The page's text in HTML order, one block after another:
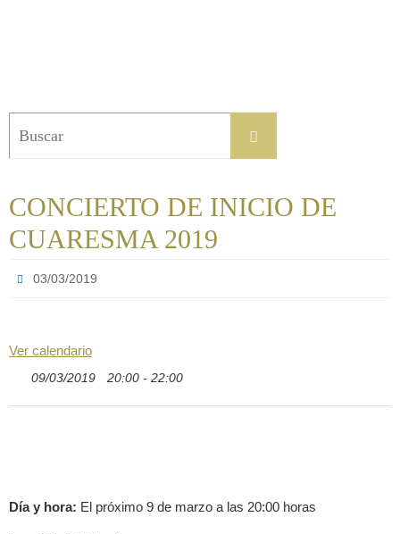
Buscar
CONCIERTO DE INICIO DE
CUARESMA 2019
03/03/2019
Ver calendario
09/03/2019 20:00 - 22:00
Día y hora: El próximo 9 de marzo a las 20:00 horas